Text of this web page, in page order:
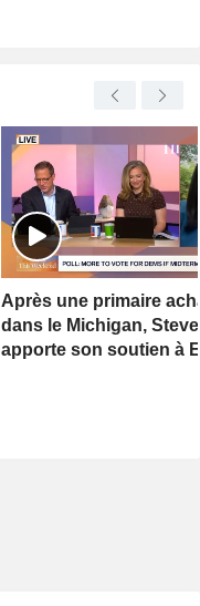
Après une primaire
dans le Michigan,
apporte son soutien à